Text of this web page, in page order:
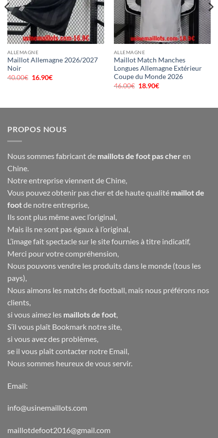
ALLEMAGNE
Maillot Allemagne 2026/2027
Noir
40.00€ Le
16.90€Le
ALLEMAGNE
Maillot Match Manches
Longues Allemagne Extérieur
Coupe du Monde 2026
46.00€ Le
18.90€Le
PROPOS NOUS
Nous sommes fabricant de maillots de foot pas cher en
Chine.
Notre entreprise viennent de Chine,
Vous pouvez obtenir pas cher et de haute qualité maillot de
footde notre entreprise,
Ils sont plus même avec l’original,
Mais ils ne sont pas égaux à l’original,
L’image fait spectacle sur le site fournies à titre indicatif,
Merci pour votre compréhension,
Nous pouvons vendre les produits dans le monde (tous les
pays),
Nous aimons les matchs de football, mais nous préférons nos
clients,
si vous aimez les maillots de foot,
S’il vous plaît Bookmark notre site,
si vous avez des problèmes,
se il vous plaît contacter notre Email,
Nous sommes heureux de vous servir.
Email:
info@usinemaillots.com
maillotdefoot2016@gmail.com